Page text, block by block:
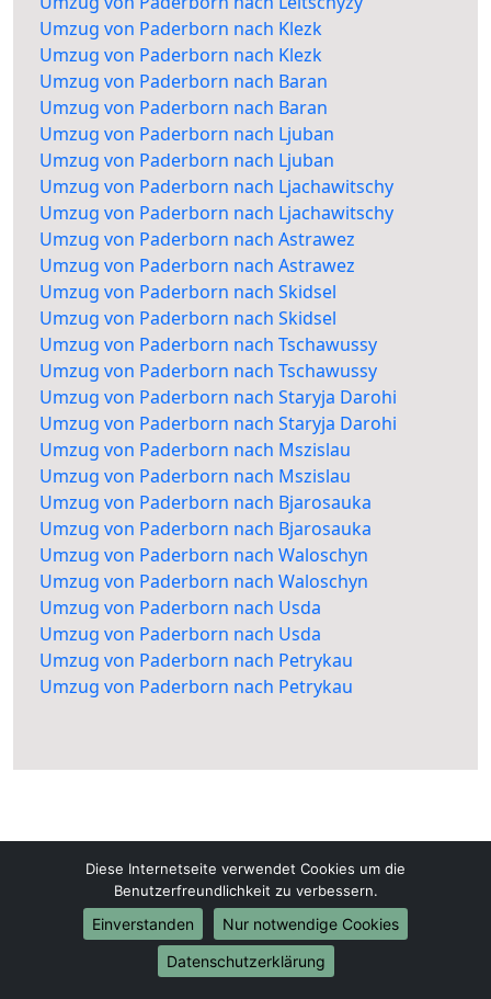
Umzug von Paderborn nach Klezk
Umzug von Paderborn nach Klezk
Umzug von Paderborn nach Baran
Umzug von Paderborn nach Baran
Umzug von Paderborn nach Ljuban
Umzug von Paderborn nach Ljuban
Umzug von Paderborn nach Ljachawitschy
Umzug von Paderborn nach Ljachawitschy
Umzug von Paderborn nach Astrawez
Umzug von Paderborn nach Astrawez
Umzug von Paderborn nach Skidsel
Umzug von Paderborn nach Skidsel
Umzug von Paderborn nach Tschawussy
Umzug von Paderborn nach Tschawussy
Umzug von Paderborn nach Staryja Darohi
Umzug von Paderborn nach Staryja Darohi
Umzug von Paderborn nach Mszislau
Umzug von Paderborn nach Mszislau
Umzug von Paderborn nach Bjarosauka
Umzug von Paderborn nach Bjarosauka
Umzug von Paderborn nach Waloschyn
Umzug von Paderborn nach Waloschyn
Umzug von Paderborn nach Usda
Umzug von Paderborn nach Usda
Umzug von Paderborn nach Petrykau
Umzug von Paderborn nach Petrykau
Paderborn-Umzüge.de
Paderborn
01579-2482355
Diese Internetseite verwendet Cookies um die
Benutzerfreundlichkeit zu verbessern.
Einverstanden
Nur notwendige Cookies
Datenschutzerklärung